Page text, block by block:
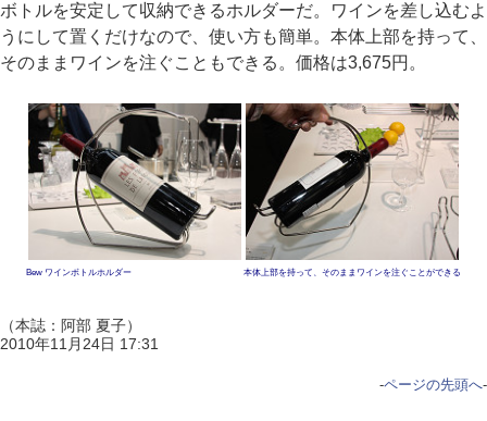
ボトルを安定して収納できるホルダーだ。ワインを差し込むよ
うにして置くだけなので、使い方も簡単。本体上部を持って、
そのままワインを注ぐこともできる。価格は3,675円。
Bew ワインボトルホルダー 本体上部を持って、そのままワインを注ぐことができる
（本誌：阿部 夏子）
2010年11月24日 17:31
-ページの先頭へ-